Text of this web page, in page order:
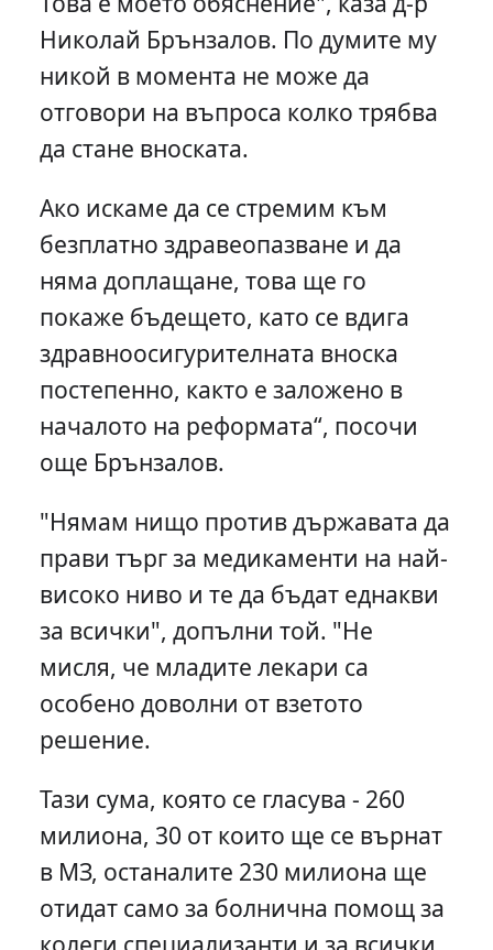
Николай Брънзалов. По думите му
никой в момента не може да
отговори на въпроса колко трябва
да стане вноската.
Ако искаме да се стремим към
безплатно здравеопазване и да
няма доплащане, това ще го
покаже бъдещето, като се вдига
здравноосигурителната вноска
постепенно, както е заложено в
началото на реформата“, посочи
още Брънзалов.
"Нямам нищо против държавата да
прави търг за медикаменти на най-
високо ниво и те да бъдат еднакви
за всички", допълни той. "Не
мисля, че младите лекари са
особено доволни от взетото
решение.
Тази сума, която се гласува - 260
милиона, 30 от които ще се върнат
в МЗ, останалите 230 милиона ще
отидат само за болнична помощ за